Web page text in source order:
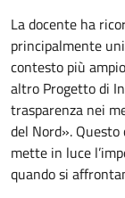
La docente ha
principalmente
contesto più
altro Progetto di
trasparenza nei
del Nord».
mette in luce
quando si